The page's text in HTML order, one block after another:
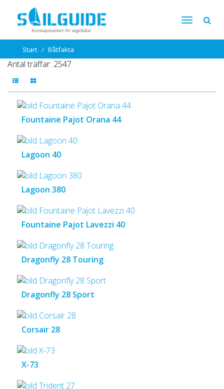
Start Båtfakta
Antal träffar: 2547
Fountaine Pajot Orana 44
Lagoon 40
Lagoon 380
Fountaine Pajot Lavezzi 40
Dragonfly 28 Touring
Dragonfly 28 Sport
Corsair 28
X-73